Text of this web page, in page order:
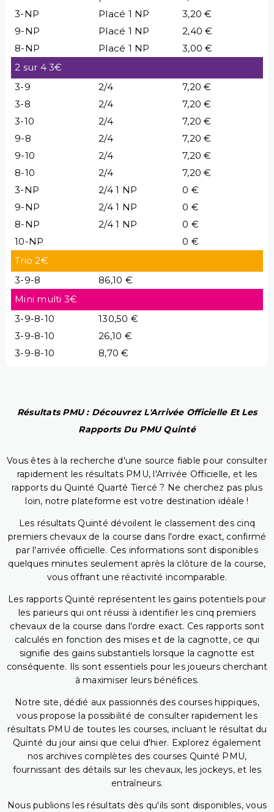
3-NP
Placé 1 NP
3,20 €
9-NP
Placé 1 NP
2,40 €
8-NP
Placé 1 NP
3,00 €
2 sur 4 3€
3-9
2/4
7,20 €
3-8
2/4
7,20 €
3-10
2/4
7,20 €
9-8
2/4
7,20 €
9-10
2/4
7,20 €
8-10
2/4
7,20 €
3-NP
2/4 1 NP
0 €
9-NP
2/4 1 NP
0 €
8-NP
2/4 1 NP
0 €
10-NP
0 €
Trio 2€
3-9-8
86,10 €
Mini multi 3€
3-9-8-10
130,50 €
3-9-8-10
26,10 €
3-9-8-10
8,70 €
Résultats PMU : Découvrez L'Arrivée Officielle Et Les
Rapports Du PMU Quinté
Vous êtes à la recherche d'une source fiable pour consulter
rapidement les résultats PMU, l'Arrivée Officielle, et les
rapports du Quinté Quarté Tiercé ? Ne cherchez pas plus
loin, notre plateforme est votre destination idéale !
Les résultats Quinté dévoilent le classement des cinq
premiers chevaux de la course dans l'ordre exact, confirmé
par l'arrivée officielle. Ces informations sont disponibles
quelques minutes seulement après la clôture de la course,
vous offrant une réactivité incomparable.
Les rapports Quinté représentent les gains potentiels pour
les parieurs qui ont réussi à identifier les cinq premiers
chevaux de la course dans l'ordre exact. Ces rapports sont
calculés en fonction des mises et de la cagnotte, ce qui
signifie des gains substantiels lorsque la cagnotte est
conséquente. Ils sont essentiels pour les joueurs cherchant
à maximiser leurs bénéfices.
Notre site, dédié aux passionnés des courses hippiques,
vous propose la possibilité de consulter rapidement les
résultats PMU de toutes les courses, incluant le résultat du
Quinté du jour ainsi que celui d'hier. Explorez également
nos archives complètes des courses Quinté PMU,
fournissant des détails sur les chevaux, les jockeys, et les
entraîneurs.
Nous publions les résultats dès qu'ils sont disponibles, vous